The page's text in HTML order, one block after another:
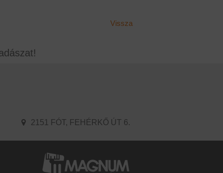
Vissza
2151 FÓT, FEHÉRKŐ ÚT 6.